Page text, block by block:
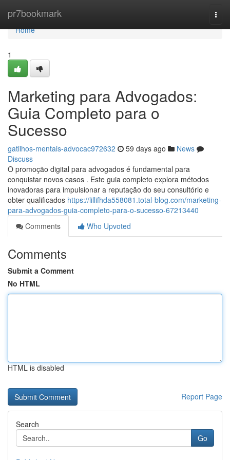
pr7bookmark
Home
Home
1
Marketing para Advogados:
Guia Completo para o
Sucesso
gatilhos-mentais-advocac972632 59 days ago
News
Discuss
O promoção digital para advogados é fundamental para
conquistar novos casos . Este guia completo explora métodos
inovadoras para impulsionar a reputação do seu consultório e
obter qualificados https://lillifhda558081.total-blog.com/marketing-
para-advogados-guia-completo-para-o-sucesso-67213440
Comments
Who Upvoted
Comments
Submit a Comment
No HTML
HTML is disabled
Report Page
Search
Go